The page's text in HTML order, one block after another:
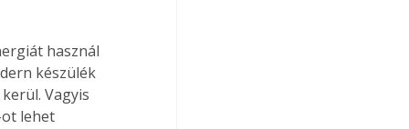
használ
készülék
Vagyis
lehet